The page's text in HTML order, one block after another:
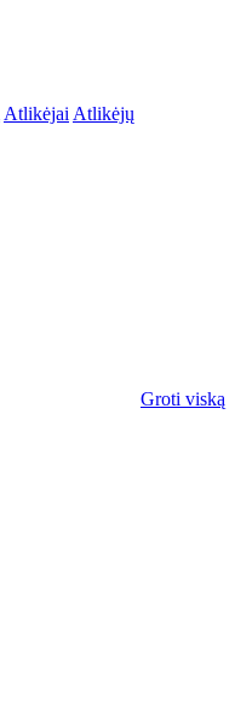
Atlikėjai Atlikėjų
Groti viską